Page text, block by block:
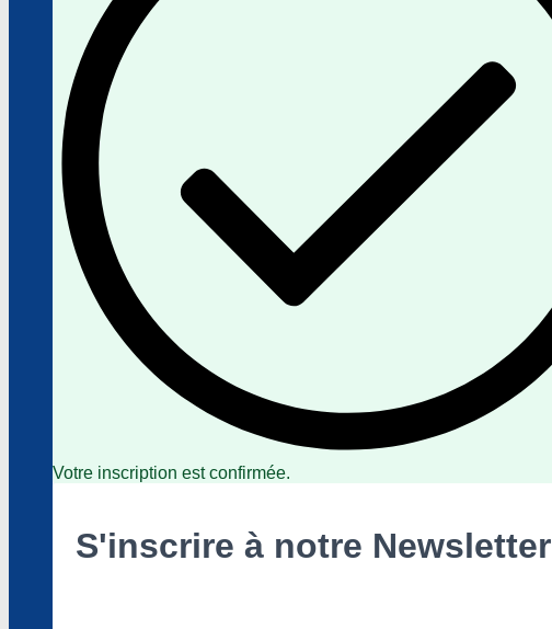
Votre inscription est confirmée.
S'inscrire à notre Newsletter